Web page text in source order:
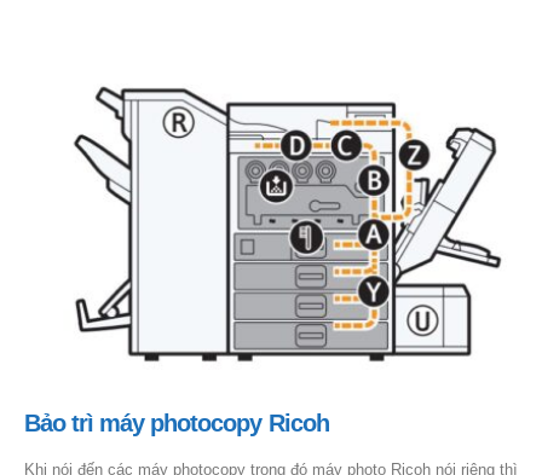
Bảo trì máy photocopy Ricoh
Khi nói đến các máy photocopy trong đó máy photo Ricoh nói riêng thì